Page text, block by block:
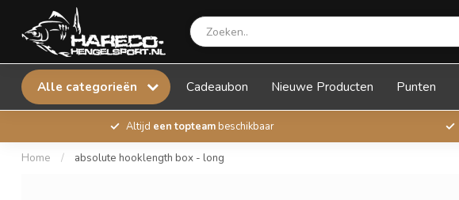
Alle categorieën Cadeaubon Nieuwe Producten Punten
Altijd een topteambeschikbaar
Home / absolute hooklength box - long